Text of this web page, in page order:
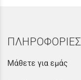
ΠΛΗΡΟΦΟΡΙΕΣ
Μάθετε για εμάς